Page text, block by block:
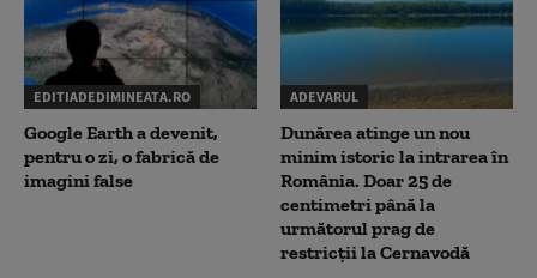
EDITIADEDIMINEATA.RO
Google Earth a devenit,
pentru o zi, o fabrică de
imagini false
ADEVARUL
Dunărea atinge un nou
minim istoric la intrarea în
România. Doar 25 de
centimetri până la
următorul prag de
restricții la Cernavodă